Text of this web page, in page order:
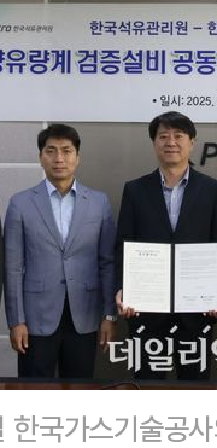
국가스기술공